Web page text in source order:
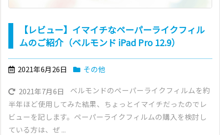
【レビュー】イマイチなペーパーライクフィル
ムのご紹介（ベルモンド iPad Pro 12.9）
2021年6月26日 その他
2021年7月6日
ベルモンドのペーパーライクフィルムを約
半年ほど使用してみた結果、ちょっとイマイチだったのでレ
ビューを記します。ペーパーライクフィルムの購入を検討し
ている方は、ぜ ...